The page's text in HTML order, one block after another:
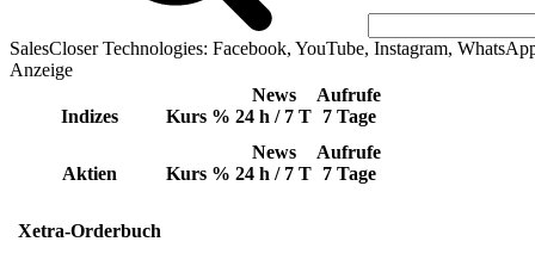
SalesCloser Technologies: Facebook, YouTube, Instagram,
Anzeige
Indizes Kurs %
News
24 h / 7 T
Aufrufe
7 Tage
Aktien Kurs %
News
24 h / 7 T
Aufrufe
7 Tage
Xetra-Orderbuch